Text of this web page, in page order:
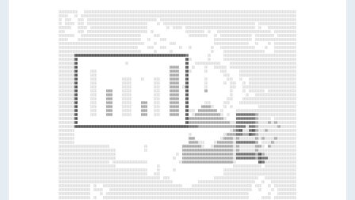
░░░░░░░░░░██████████████████████████████████████████████████████████████████████▓▓            ░░        ░░░░░░░░░░░░░░░░░░░░░░░░░░░░░░░░░░░░░░░░░░░░░░
░░░░░░░░░░██                                                                    ██░░          ░░        ░░░░░░░░░░░░░░░░░░░░░░░░░░░░░░░░░░░░░░░░░░░░░░
░░░░░░░░░░██                              ░░                                    ██    ░░░░░░░░░░░░░░░░      ░░░░░░░░░░░░░░░░░░░░░░░░░░░░░░░░░░░░░░░░░░
░░░░░░░░░░██                                                          ▒▒▒▒▒▒    ██  ░░      ░░    ░░░░░░░░  ░░░░░░░░░░░░░░░░░░░░░░░░░░░░░░░░░░░░░░░░░░
░░░░░░░░░░██        ░░░░                                              ▒▒▒▒▒▒    ██░░        ░░        ░░░░        ░░░░░░░░░░░░░░░░░░░░░░░░░░░░░░░░░░░░
░░░░░░░░░░██        ░░░░                                              ▒▒▒▒▒▒    ██                      ░░░░      ░░░░░░░░░░░░░░░░░░░░░░░░░░░░░░░░░░░░
░░░░░░░░░░██        ░░░░                ░░░░░░      ░░      ░░░░      ▒▒▒▒▒▒    ██          ░░            ░░░░    ░░    ░░░░░░░░░░░░░░░░░░░░░░░░░░░░░░
░░░░░░░░░░██        ░░░░                ░░░░░░              ░░░░      ▒▒▒▒▒▒    ██          ░░          ░░  ░░░░    ░░  ░░░░░░░░░░░░░░░░░░░░░░░░░░░░░░
░░░░░░░░░░██        ░░░░                ░░░░░░              ░░░░      ▒▒▒▒▒▒  ░░██          ░░              ░░░░    ░░░░░░░░░░░░░░░░░░░░░░░░░░░░░░░░░░
░░░░░░░░░░██        ░░░░      ▒▒▒▒      ░░░░░░              ░░░░      ▒▒▒▒▒▒    ██          ▒▒              ░░      ░░  ░░░░░░░░░░  ░░░░░░░░░░░░░░░░░░
░░░░░░░░░░██        ░░░░      ▒▒▒▒      ░░░░░░              ░░░░      ▒▒▒▒▒▒    ██                          ░░        ░░    ░░░░░░░░░░░░░░░░░░░░░░░░░░
░░░░░░░░░░██        ░░░░      ▒▒▒▒      ░░░░░░              ░░░░      ▒▒▒▒▒▒    ██                        ░░░░      ░░░░░░░░░░░░░░░░░░░░░░░░░░░░░░░░░░
░░░░░░░░░░██        ░░░░      ▒▒▒▒      ░░░░░░      ▒▒▒▒    ░░░░      ▒▒▒▒▒▒    ██          ░░░░        ░░░░      ░░░░░░░░░░░░░░░░░░░░░░░░░░░░░░░░░░░░
░░░░░░░░░░██        ░░░░      ▒▒▒▒      ░░░░░░      ▒▒▒▒    ░░░░      ▒▒▒▒▒▒    ██        ▒▒▒▒▒▒░░      ░░  ░░                ░░░░░░░░░░░░░░░░░░░░░░░░
░░░░░░░░░░██        ░░░░      ▒▒▒▒      ░░░░░░      ▒▒▒▒    ░░░░      ▒▒▒▒▒▒    ██░░░░  ▒▒▒▒▒▒▒▒▒▒▒▒  ░░        ░░░░░░░░░░░░░░░░░░░░░░░░░░░░░░░░░░░░░░
░░░░░░░░░░██        ░░░░      ▒▒▒▒      ░░░░░░      ▒▒▒▒    ░░░░      ▒▒▒▒▒▒    ██  ░░▒▒▒▒▒▒▒▒▒▒▒▒▒▒▒▒░░  ░░    ▓▓▓▓▓▓▓▓▓▓▓▓▒▒░░░░░░░░░░░░░░░░░░░░░░░░
░░░░░░░░░░██                                                                    ██▒▒▒▒▒▒▒▒▒▒▒▒▒▒▒▒▒▒▒▒▒▒░░      ▓▓▓▓▓▓▓▓▓▓▓▓▒▒░░░░░░░░  ░░░░░░░░░░░░░░
░░░░░░░░░░██                                                                    ██▒▒▒▒▒▒▒▒▒▒▒▒▒▒▒▒▒▒▒▒▒▒▒▒▒▒░░░░▓▓▓▓▓▓▓▓▓▓▓▓▒▒░░░░░░▒▒░░▒▒░░░░░░░░░░░░
░░░░░░░░░░████████████████████████████████████████████████████████████████████████▓▓▓▓▓▓▒▒▒▒▒▒▒▒▒▒▒▒▒▒▒▒▒▒▒▒▒▒▒▒▓▓▓▓▓▓░░▓▓▓▓▒▒░░░░░░░░░░░░▒▒░░░░░░░░░░
░░░░░░░░░░                                                                                                  ░░▒▒▓▓██░░░░▓▓██▒▒░░░░▒▒░░░░░░░░░░░░░░░░░░
░░░░░░░░░░                                                                        ░░                    ░░▒▒▒▒▒▒▓▓▓▓▒▒▒▒██▓▓▒▒░░░░░░░░░░░░░░░░░░░░░░░░
░░░░░░░░░░                                                                        ▒▒▒▒▒▒░░░░      ░░▒▒▒▒▒▒▒▒▒▒░░▓▓▓▓▓▓▓▓▓▓▓▓▒▒  ░░░░░░▒▒░░░░░░░░░░░░░░
░░░░░░░░░░░░░░░░░░░░░░░░░░░░░░░░░░░░                                      ░░  ▒▒▒▒▒▒▒▒▒▒▒▒▒▒▒▒▒▒▒▒▒▒▒▒▒▒▒▒▒▒▒▒░░▓▓▓▓▓▓▓▓▓▓▓▓▒▒██▒▒░░░░░░░░░░░░░░░░░░░░
░░░░░░░░░░░░░░░░░░░░░░░░░░░░░░░░░░░░                                    ░░    ▒▒▒▒▒▒▒▒▒▒▒▒▒▒▒▒▒▒▒▒▒▒▒▒▒▒▒▒▒▒▒▒░░▓▓▓▓▓▓▓▓▓▓▓▓▒▒██▓▓▓▓░░░░░░░░░░░░░░░░░░
░░░░░░░░░░░░░░░░░░░░░░░░░░░░░░░░  ░░░░░░░░░░░░░░░░░░░░░░                    ░░▒▒▒▒▒▒▒▒▒▒▒▒▒▒▒▒▒▒▒▒▒▒▒▒▒▒▒▒▒▒▒▒░░              ██▓▓░░░░░░░░░░░░░░░░░░░░